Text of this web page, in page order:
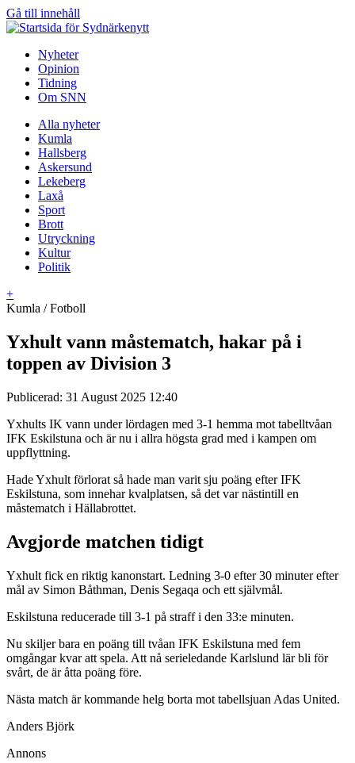
Gå till innehåll
Nyheter
Opinion
Tidning
Om SNN
Alla nyheter
Kumla
Hallsberg
Askersund
Lekeberg
Laxå
Sport
Brott
Utryckning
Kultur
Politik
+
Kumla / Fotboll
Yxhult vann måstematch, hakar på i
toppen av Division 3
Publicerad: 31 August 2025 12:40
Yxhults IK vann under lördagen med 3-1 hemma mot tabelltvåan
IFK Eskilstuna och är nu i allra högsta grad med i kampen om
uppflyttning.
Hade Yxhult förlorat så hade man varit sju poäng efter IFK
Eskilstuna, som innehar kvalplatsen, så det var nästintill en
måstematch i Hällabrottet.
Avgjorde matchen tidigt
Yxhult fick en riktig kanonstart. Ledning 3-0 efter 30 minuter efter
mål av Simon Båthman, Denis Segaqa och ett självmål.
Eskilstuna reducerade till 3-1 på straff i den 33:e minuten.
Nu skiljer bara en poäng till tvåan IFK Eskilstuna med fem
omgångar kvar att spela. Att nå serieledande Karlslund lär bli för
svårt, de är åtta poäng före.
Nästa match är kommande helg borta mot tabellsjuan Adas United.
Anders Björk
Annons